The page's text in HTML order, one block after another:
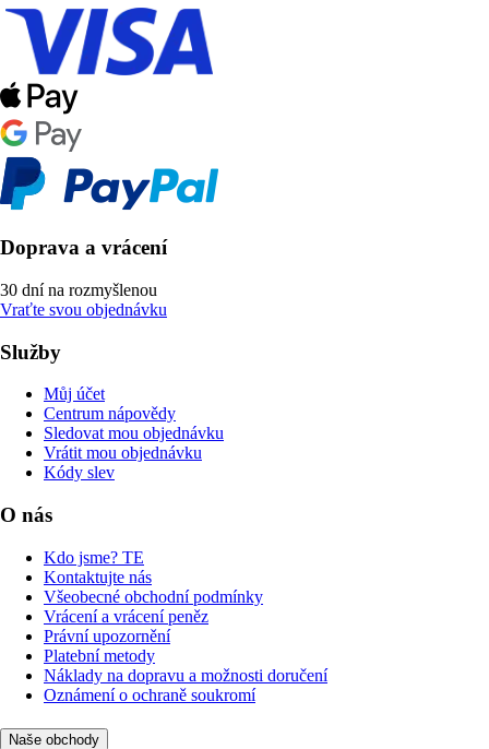
Doprava a vrácení
30 dní na rozmyšlenou
Vraťte svou objednávku
Služby
Můj účet
Centrum nápovědy
Sledovat mou objednávku
Vrátit mou objednávku
Kódy slev
O nás
Kdo jsme? TE
Kontaktujte nás
Všeobecné obchodní podmínky
Vrácení a vrácení peněz
Právní upozornění
Platební metody
Náklady na dopravu a možnosti doručení
Oznámení o ochraně soukromí
Naše obchody